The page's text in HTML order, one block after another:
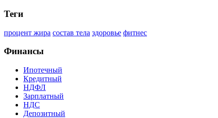
Теги
процент жира состав тела здоровье фитнес
Финансы
Ипотечный
Кредитный
НДФЛ
Зарплатный
НДС
Депозитный